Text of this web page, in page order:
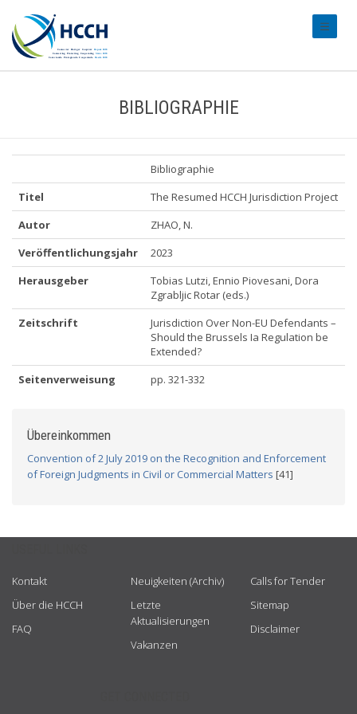
BIBLIOGRAPHIE
Bibliographie
Titel
The Resumed HCCH Jurisdiction Project
Autor
ZHAO, N.
Veröffentlichungsjahr
2023
Herausgeber
Tobias Lutzi, Ennio Piovesani, Dora
Zgrabljic Rotar (eds.)
Zeitschrift
Jurisdiction Over Non-EU Defendants –
Should the Brussels Ia Regulation be
Extended?
Seitenverweisung
pp. 321-332
Übereinkommen
Convention of 2 July 2019 on the Recognition and Enforcement
of Foreign Judgments in Civil or Commercial Matters [41]
Kontakt
Über die HCCH
FAQ
Neuigkeiten (Archiv)
Letzte
Aktualisierungen
Vakanzen
Calls for Tender
Sitemap
Disclaimer